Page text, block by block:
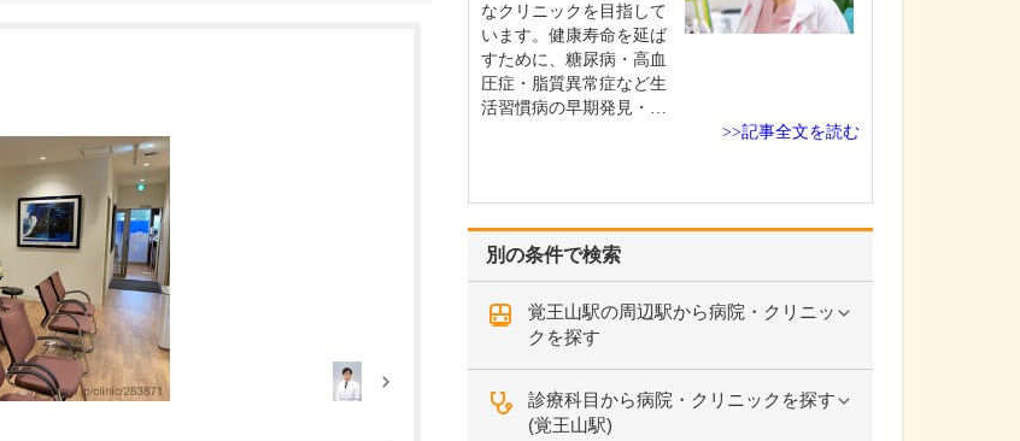
別の条件で検索
覚王山駅の周辺駅から病院・クリニッ
クを探す
診療科目から病院・クリニックを探す
(覚王山駅)
なクリニックを目指して
います。健康寿命を延ば
すために、糖尿病・高血
圧症・脂質異常症など生
活習慣病の早期発見・…
>>記事全文を読む
適…